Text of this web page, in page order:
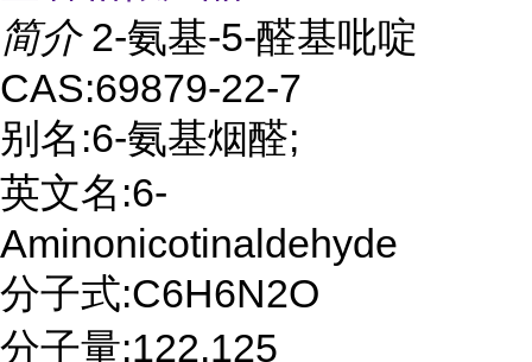
简介 2-氨基-5-醛基吡啶
CAS:69879-22-7
别名:6-氨基烟醛;
英文名:6-
Aminonicotinaldehyde
分子式:C6H6N2O
分子量:122.125